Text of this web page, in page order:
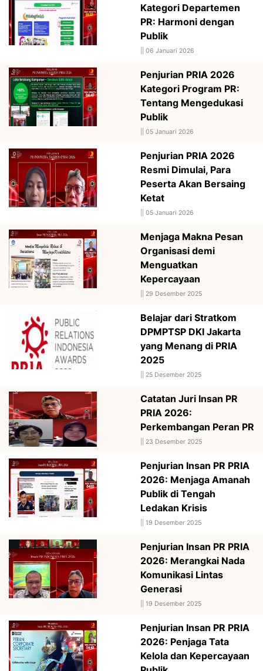
Kategori Departemen
PR: Harmoni dengan
Publik
06 Januari 2026
Penjurian PRIA 2026
Kategori Program PR:
Tentang Mengedukasi
Publik
05 Januari 2026
Penjurian PRIA 2026
Resmi Dimulai, Para
Peserta Akan Bersaing
Ketat
05 Januari 2026
Menjaga Makna Pesan
Organisasi demi
Menguatkan
Kepercayaan
29 Desember 2025
Belajar dari Stratkom
DPMPTSP DKI Jakarta
yang Menang di PRIA
2025
25 Desember 2025
Catatan Juri Insan PR
PRIA 2026:
Perkembangan Peran PR
23 Desember 2025
Penjurian Insan PR PRIA
2026: Menjaga Amanah
Publik di Tengah
Ledakan Krisis
19 Desember 2025
Penjurian Insan PR PRIA
2026: Merangkai Nada
Komunikasi Lintas
Generasi
19 Desember 2025
Penjurian Insan PR PRIA
2026: Penjaga Tata
Kelola dan Kepercayaan